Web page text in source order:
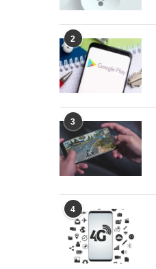
2
3
4